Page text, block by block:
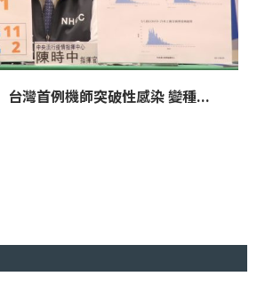
台灣首例機師突破性感染 變種...